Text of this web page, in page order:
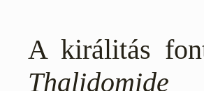
A királitás
Thalidomide